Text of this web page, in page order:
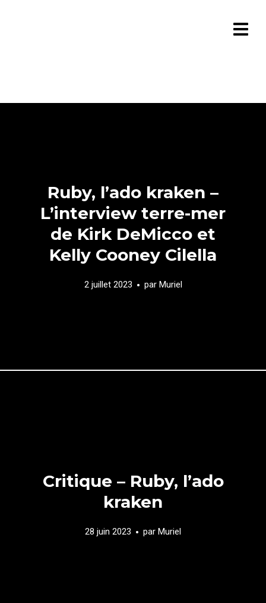
Ruby, l’ado kraken –
L’interview terre-mer
de Kirk DeMicco et
Kelly Cooney Cilella
2 juillet 2023 par Muriel
Critique – Ruby, l’ado
kraken
28 juin 2023 par Muriel